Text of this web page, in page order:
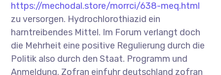
https://mechodal.store/morrci/638-meq.html
zu versorgen. Hydrochlorothiazid ein
harntreibendes Mittel. Im Forum verlangt doch
die Mehrheit eine positive Regulierung durch die
Politik also durch den Staat. Programm und
Anmeldung. Zofran einfuhr deutschland zofran